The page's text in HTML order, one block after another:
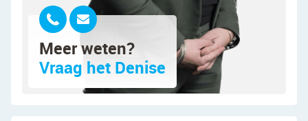
De royale woonkamer is voorzien van een mooie
tegelvloer met vloerverwarming. De wanden zijn
keurig afgewerkt in verschillende tinten. Dankzij
de ramen aan de voorzijde en de openslaande
deuren aan de achterzijde valt er veel natuurlijk
Meer weten?
Vraag het Denise